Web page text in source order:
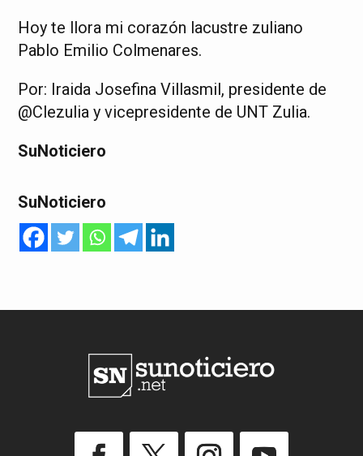
Hoy te llora mi corazón lacustre zuliano
Pablo Emilio Colmenares.
Por: Iraida Josefina Villasmil, presidente de
@Clezulia y vicepresidente de UNT Zulia.
SuNoticiero
SuNoticiero